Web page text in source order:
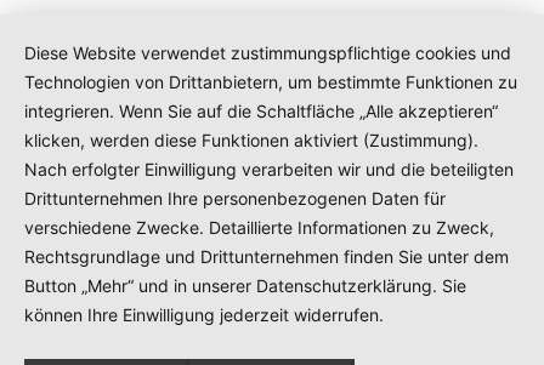
Diese Website verwendet zustimmungspflichtige cookies und
Technologien von Drittanbietern, um bestimmte Funktionen zu
integrieren. Wenn Sie auf die Schaltfläche „Alle akzeptieren“
klicken, werden diese Funktionen aktiviert (Zustimmung).
Nach erfolgter Einwilligung verarbeiten wir und die beteiligten
Drittunternehmen Ihre personenbezogenen Daten für
verschiedene Zwecke. Detaillierte Informationen zu Zweck,
Rechtsgrundlage und Drittunternehmen finden Sie unter dem
Button „Mehr“ und in unserer Datenschutzerklärung. Sie
können Ihre Einwilligung jederzeit widerrufen.